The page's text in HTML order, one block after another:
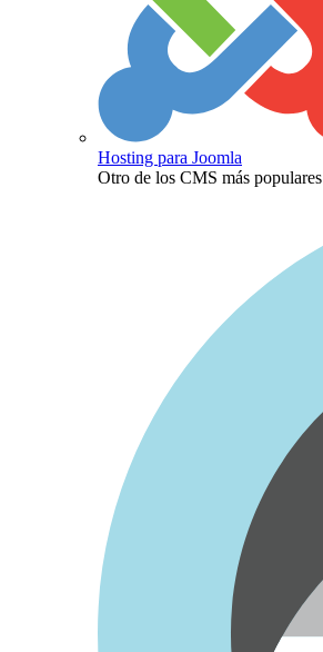
Hosting para Joomla
Otro de los CMS más populares